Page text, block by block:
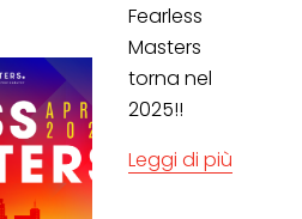
Fearless
Masters
torna nel
2025!!
Leggi di più